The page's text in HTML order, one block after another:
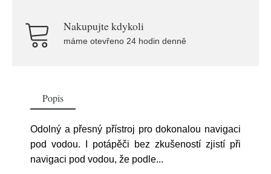
Nakupujte kdykoli
máme otevřeno 24 hodin denně
Popis
Odolný a přesný přístroj pro dokonalou navigaci
pod vodou. I potápěči bez zkušeností zjistí při
navigaci pod vodou, že podle...